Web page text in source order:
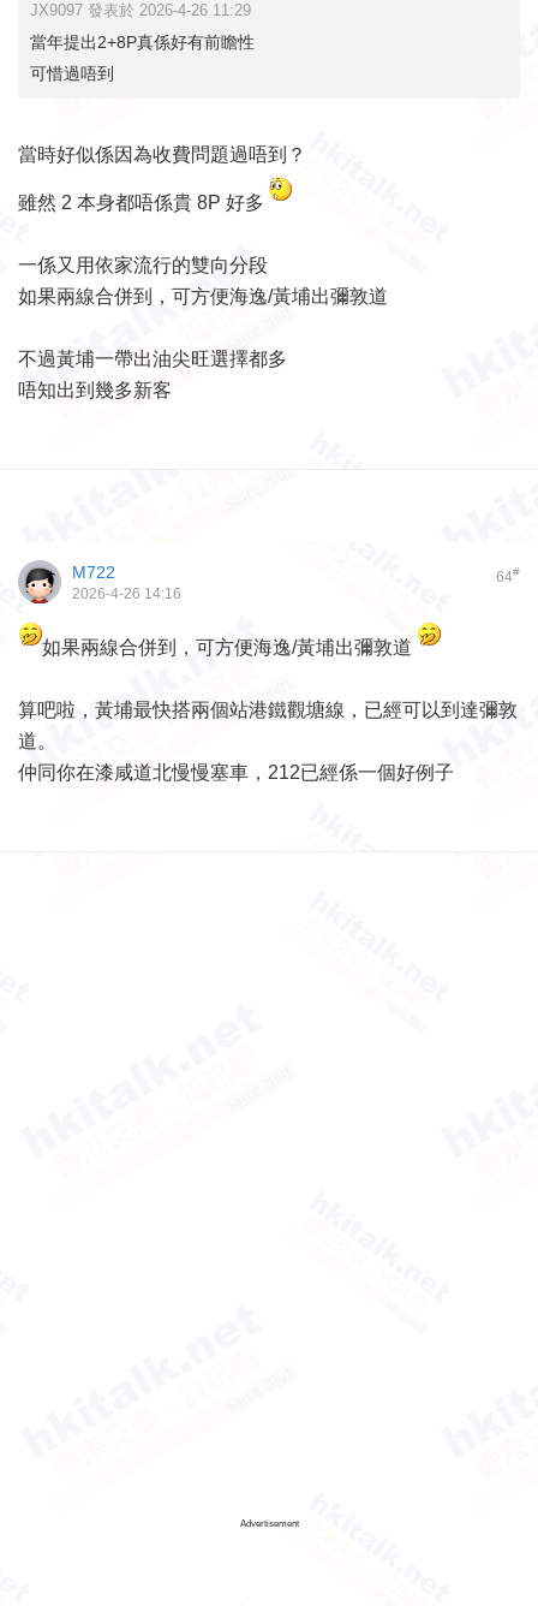
JX9097 發表於 2026-4-26 11:29
當年提出2+8P真係好有前瞻性
可惜過唔到
當時好似係因為收費問題過唔到？
雖然 2 本身都唔係貴 8P 好多
一係又用依家流行的雙向分段
如果兩線合併到，可方便海逸/黃埔出彌敦道
不過黃埔一帶出油尖旺選擇都多
唔知出到幾多新客
64#
M722
2026-4-26 14:16
如果兩線合併到，可方便海逸/黃埔出彌敦道
算吧啦，黃埔最快搭兩個站港鐵觀塘線，已經可以到達彌敦
道。
仲同你在漆咸道北慢慢塞車，212已經係一個好例子
Advertisement